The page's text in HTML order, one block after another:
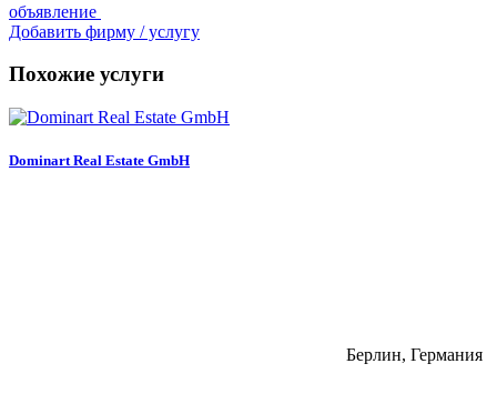
объявление
Добавить фирму / услугу
Похожие услуги
Dominart Real Estate GmbH
Берлин, Германия